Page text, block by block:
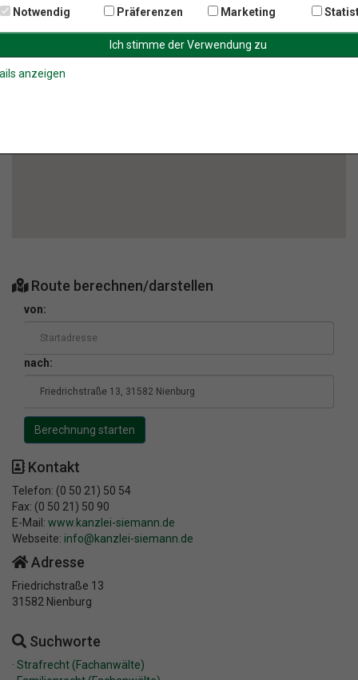
Notwendig Präferenzen Marketing
anzeigen
Route berechnen/darstellen
von:
nach:
Kontakt
Telefon: (0 50 21) 50 54
Fax: (0 50 21) 50 90
E-Mail: www.kanzlei-siemann.de
Webseite: info@kanzlei-siemann.de
Adresse
Friedrichstraße 13
31582 Nienburg
Suchworte
· Strafrecht (Fachanwälte)